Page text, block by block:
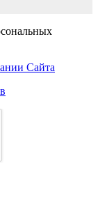
Сайта